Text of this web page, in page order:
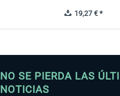
19,27 € *
NO SE PIERDA LAS
NOTICIAS